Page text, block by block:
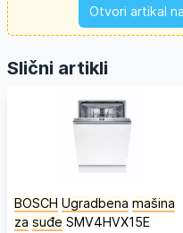
Otvori artikal na
Slični artikli
BOSCH Ugradbena mašina
za suđe SMV4HVX15E